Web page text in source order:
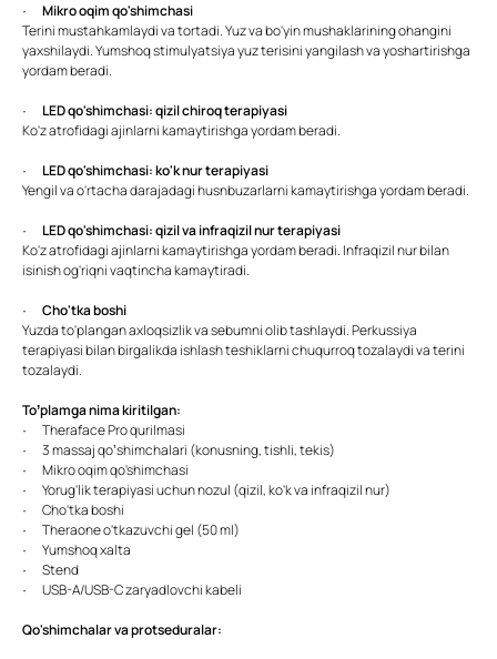
· Mikro oqim qo'shimchasi
Terini mustahkamlaydi va tortadi. Yuz va bo'yin mushaklarining ohangini
yaxshilaydi. Yumshoq stimulyatsiya yuz terisini yangilash va yoshartirishga
yordam beradi.
· LED qo'shimchasi: qizil chiroq terapiyasi
Ko'z atrofidagi ajinlarni kamaytirishga yordam beradi.
· LED qo'shimchasi: ko'k nur terapiyasi
Yengil va o'rtacha darajadagi husnbuzarlarni kamaytirishga yordam beradi.
· LED qo'shimchasi: qizil va infraqizil nur terapiyasi
Ko'z atrofidagi ajinlarni kamaytirishga yordam beradi. Infraqizil nur bilan
isinish og'riqni vaqtincha kamaytiradi.
· Cho'tka boshi
Yuzda to'plangan axloqsizlik va sebumni olib tashlaydi. Perkussiya
terapiyasi bilan birgalikda ishlash teshiklarni chuqurroq tozalaydi va terini
tozalaydi.
To’plamga nima kiritilgan:
· Theraface Pro qurilmasi
· 3 massaj qo’shimchalari (konusning, tishli, tekis)
· Mikro oqim qo'shimchasi
· Yorug'lik terapiyasi uchun nozul (qizil, ko'k va infraqizil nur)
· Cho'tka boshi
· Theraone o'tkazuvchi gel (50 ml)
· Yumshoq xalta
· Stend
· USB-A/USB-C zaryadlovchi kabeli
Qo'shimchalar va protseduralar: